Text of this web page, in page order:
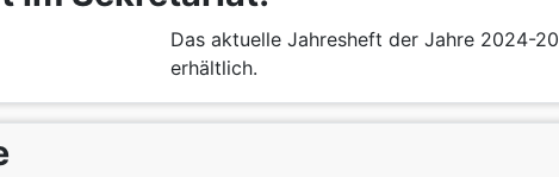
Das aktuelle Jahresheft der Jahre 2024-
erhältlich.